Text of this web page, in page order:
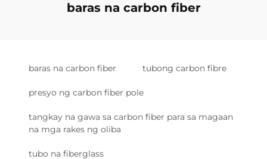
baras na carbon fiber
baras na carbon fiber tubong carbon fibre
presyo ng carbon fiber pole
tangkay na gawa sa carbon fiber para sa magaan
na mga rakes ng oliba
tubo na fiberglass